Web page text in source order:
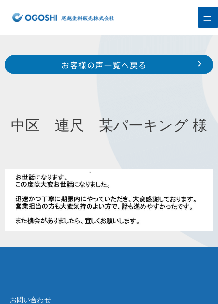
ス
プ
メ
イ
ン
メ
ー
Prev
南区 寺脇町 H 様
中区 中沢町 I 様
お客様の声一覧へ戻る
中区 連尺 某パーキング 様
お問い合わせ